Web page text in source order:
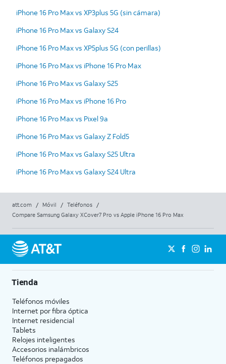
iPhone 16 Pro Max vs XP3plus 5G (sin cámara)
iPhone 16 Pro Max vs Galaxy S24
iPhone 16 Pro Max vs XP5plus 5G (con perillas)
iPhone 16 Pro Max vs iPhone 16 Pro Max
iPhone 16 Pro Max vs Galaxy S25
iPhone 16 Pro Max vs iPhone 16 Pro
iPhone 16 Pro Max vs Pixel 9a
iPhone 16 Pro Max vs Galaxy Z Fold5
iPhone 16 Pro Max vs Galaxy S25 Ultra
iPhone 16 Pro Max vs Galaxy S24 Ultra
att.com / Móvil / Teléfonos
/
Compare Samsung Galaxy XCover7 Pro vs Apple iPhone 16 Pro Max
Tienda
Teléfonos móviles
Internet por fibra óptica
Internet residencial
Tablets
Relojes inteligentes
Accesorios inalámbricos
Teléfonos prepagados